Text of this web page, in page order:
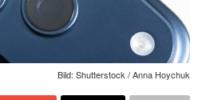
Bild: Shutterstock / Anna Hoychuk